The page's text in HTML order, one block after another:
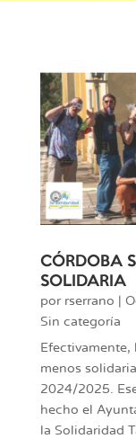
CÓRDOBA
SOLIDARIA
por rserrano
Sin categoría
Efectivamente,
menos
2024/2025.
hecho el
la Solidaridad